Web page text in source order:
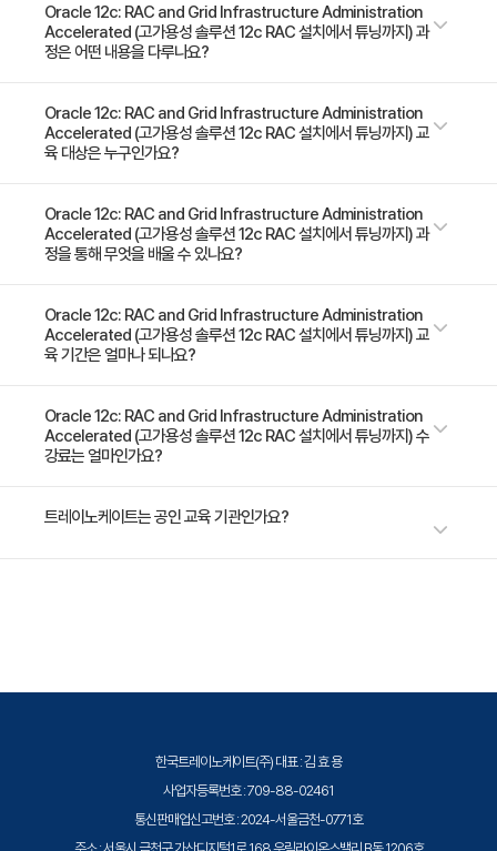
- Groups and Users
- Shell Settings
5. Installing Grid Infrastructure
- Installing Oracle Grid Infrastructure
6. Managing Cluster Nodes
- Adding Oracle Clusterware Homes
- Adding a Node with addNode.sh
- Configuring the node role
7. Traditional Clusterware Management
- Oracle Clusterware startup and shutdown
- Administering the Oracle Cluster Registry Disk
- Policy Set
9. Patching Grid Infrastructure
- Out-of-Place Oracle Clusterware Upgrade
Oracle 12c: RAC and Grid Infrastructure Administration
Accelerated (고가용성 솔루션 12c RAC 설치에서 튜닝까지) 과
정은 어떤 내용을 다루나요?
* 09:30 ~ 16:30 (30시간 / 5일) * 이 과정은 오라클 공인교육으로 글로벌
널리지가 아닌 오라클 공인교육센터에서 운영됩니다. (공인교육센터 위치 :
서울시 강남구 학동로 171 2층 영우글로벌러닝) 이 오라클
간의 컨텐츠를 제공합니다. 오라클 Database12c(4일차)로 시작한 다음 오
라클 RAC데이터베이스 아키텍처(4일)를 포함하여 오라클 RAC데이터베이
스 아키텍처(4일)를 적용합니다. 이 과정에서는 Oracle데이터베이스
Oracle 12c: RAC and Grid Infrastructure Administration
Accelerated (고가용성 솔루션 12c RAC 설치에서 튜닝까지) 교
육 대상은 누구인가요?
Administrator/Database Administrators/Support Engineer/
Technical Administrator/Technical Consultant
Oracle 12c: RAC and Grid Infrastructure Administration
Accelerated (고가용성 솔루션 12c RAC 설치에서 튜닝까지) 과
정을 통해 무엇을 배울 수 있나요?
- Configure the RAC database to use ARCHIVELOG mode and
the fast recovery area - Configure RMAN for the RAC
environment - Gain an understanding of the Oracle Database
Clusters - Understand the scope and capabilities of what-if
command evaluation - Perform the different types of what-if
command evaluation - Install Grid Infrastructure for Standard and
prerequisite steps for extending a cluster - Describe the benefits
Oracle 12c: RAC and Grid Infrastructure Administration
Accelerated (고가용성 솔루션 12c RAC 설치에서 튜닝까지) 교
육 기간은 얼마나 되나요?
5일 과정입니다. 상세 일정은 교육 페이지에서 확인하실 수 있습니다.
Oracle 12c: RAC and Grid Infrastructure Administration
Accelerated (고가용성 솔루션 12c RAC 설치에서 튜닝까지) 수
강료는 얼마인가요?
수강료는 3,968,800원(VAT 별도)입니다. 고용보험 환급 및 기업 할인 혜
트레이노케이트는 공인 교육 기관인가요?
한국트레이노케이트(주) 대표 : 김 효 용
사업자등록번호 : 709-88-02461
통신판매업신고번호 : 2024-서울금천-0771호